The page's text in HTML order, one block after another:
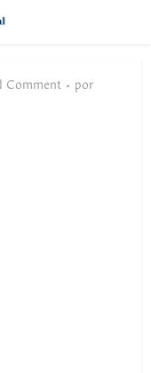
Comment por